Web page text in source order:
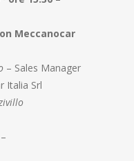
Meccanocar
– Sales Manager
Italia Srl
–